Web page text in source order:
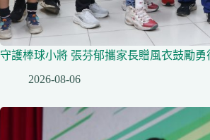
守護棒球小將 張芬郁攜家長贈風衣鼓勵勇
2026-08-06